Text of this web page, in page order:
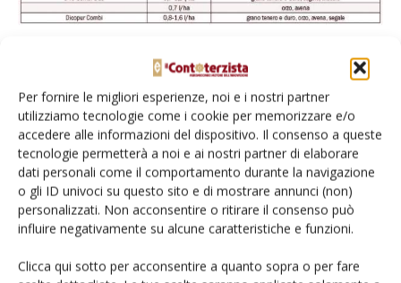
Per fornire le migliori esperienze, noi e i nostri partner
utilizziamo tecnologie come i cookie per memorizzare e/o
accedere alle informazioni del dispositivo. Il consenso a queste
tecnologie permetterà a noi e ai nostri partner di elaborare
dati personali come il comportamento durante la navigazione
o gli ID univoci su questo sito e di mostrare annunci (non)
personalizzati. Non acconsentire o ritirare il consenso può
influire negativamente su alcune caratteristiche e funzioni.
Clicca qui sotto per acconsentire a quanto sopra o per fare
Vi è da segnalare la miscela di florasulam + diflufenican,
commercializzata dalla società Certis con il nome di Lector
Delta e che si valorizza soprattutto in applicazioni molto
anticipate sfruttando anche l’azione residuale del secondo
principio attivo. Quando gli interventi erbicidi sono
leggermente ritardati e non vi è più il rischio di forti gelate
notturne vi è poi la possibilità di utilizzare numerosi altri
formulati anch’essi dotati di specifica azione contro le
possono trovare una giustificazione in caso di infestazioni